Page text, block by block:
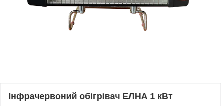
Інфрачервоний обігрівач ЕЛНА 1 кВт